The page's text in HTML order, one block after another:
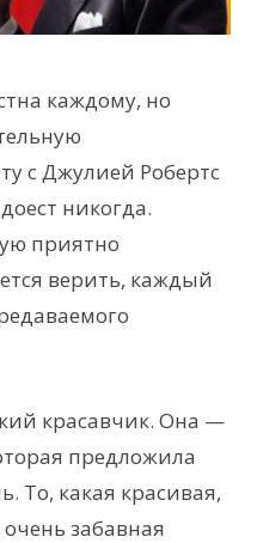
каждому, но
с Джулией Робертс
никогда.
приятно
верить, каждый
красавчик. Она —
предложила
То, какая красивая,
забавная